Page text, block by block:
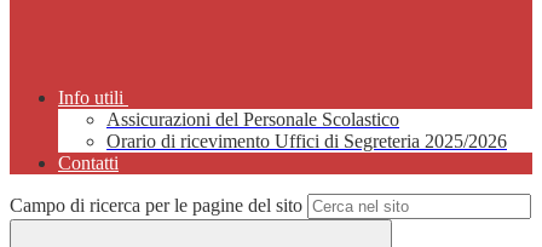
Info utili
Assicurazioni del Personale Scolastico
Orario di ricevimento Uffici di Segreteria 2025/2026
Contatti
Campo di ricerca per le pagine del sito